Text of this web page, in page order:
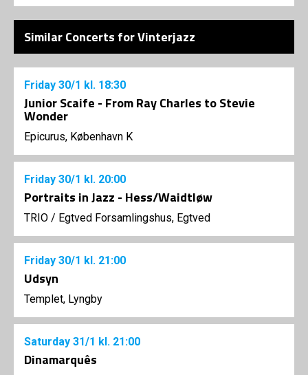
Similar Concerts for Vinterjazz
Friday 30/1 kl. 18:30
Junior Scaife - From Ray Charles to Stevie
Wonder
Epicurus, København K
Friday 30/1 kl. 20:00
Portraits in Jazz - Hess/Waidtløw
TRIO / Egtved Forsamlingshus, Egtved
Friday 30/1 kl. 21:00
Udsyn
Templet, Lyngby
Saturday 31/1 kl. 21:00
Dinamarquês